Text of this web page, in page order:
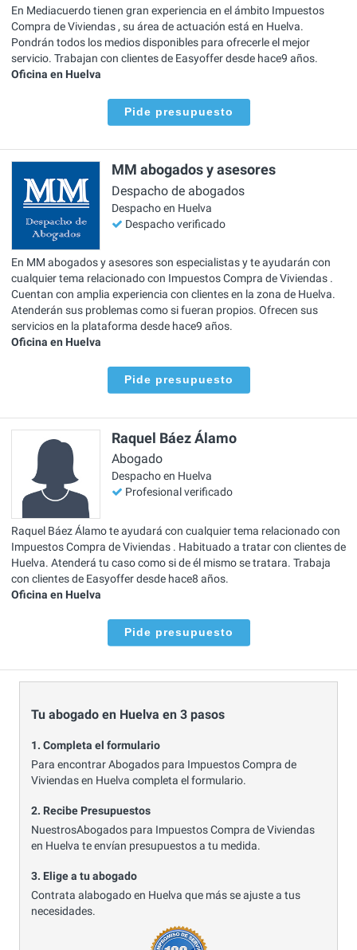
En Mediacuerdo tienen gran experiencia en el ámbito Impuestos
Compra de Viviendas , su área de actuación está en Huelva.
Pondrán todos los medios disponibles para ofrecerle el mejor
servicio. Trabajan con clientes de Easyoffer desde hace9 años.
Oficina en Huelva
Pide presupuesto
MM abogados y asesores
Despacho de abogados
Despacho en Huelva
Despacho verificado
En MM abogados y asesores son especialistas y te ayudarán con
cualquier tema relacionado con Impuestos Compra de Viviendas .
Cuentan con amplia experiencia con clientes en la zona de Huelva.
Atenderán sus problemas como si fueran propios. Ofrecen sus
servicios en la plataforma desde hace9 años.
Oficina en Huelva
Pide presupuesto
Raquel Báez Álamo
Abogado
Despacho en Huelva
Profesional verificado
Raquel Báez Álamo te ayudará con cualquier tema relacionado con
Impuestos Compra de Viviendas . Habituado a tratar con clientes de
Huelva. Atenderá tu caso como si de él mismo se tratara. Trabaja
con clientes de Easyoffer desde hace8 años.
Oficina en Huelva
Pide presupuesto
Tu abogado en Huelva en 3 pasos
1. Completa el formulario
Para encontrar Abogados para Impuestos Compra de
Viviendas en Huelva completa el formulario.
2. Recibe Presupuestos
NuestrosAbogados para Impuestos Compra de Viviendas
en Huelva te envían presupuestos a tu medida.
3. Elige a tu abogado
Contrata alabogado en Huelva que más se ajuste a tus
necesidades.